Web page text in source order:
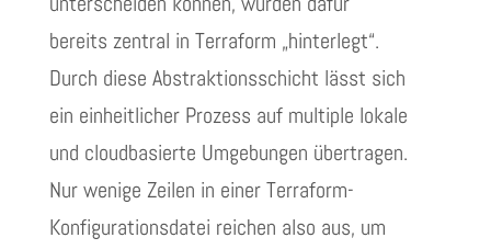
bereits zentral in Terraform „hinterlegt“.
Durch diese Abstraktionsschicht lässt sich
ein einheitlicher Prozess auf multiple lokale
und cloudbasierte Umgebungen übertragen.
Nur wenige Zeilen in einer Terraform-
Konfigurationsdatei reichen also aus, um